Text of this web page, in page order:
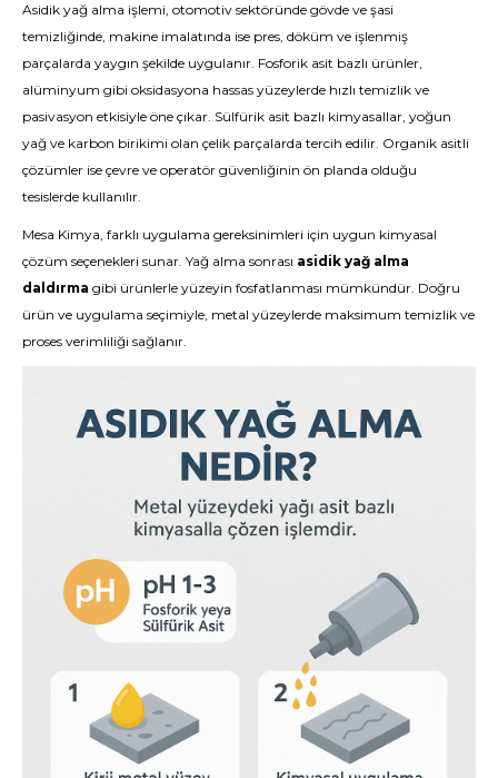
Asidik yağ alma işlemi, otomotiv sektöründe gövde ve şasi
temizliğinde, makine imalatında ise pres, döküm ve işlenmiş
parçalarda yaygın şekilde uygulanır. Fosforik asit bazlı ürünler,
alüminyum gibi oksidasyona hassas yüzeylerde hızlı temizlik ve
pasivasyon etkisiyle öne çıkar. Sülfürik asit bazlı kimyasallar, yoğun
yağ ve karbon birikimi olan çelik parçalarda tercih edilir. Organik asitli
çözümler ise çevre ve operatör güvenliğinin ön planda olduğu
tesislerde kullanılır.
Mesa Kimya, farklı uygulama gereksinimleri için uygun kimyasal
çözüm seçenekleri sunar. Yağ alma sonrası asidik yağ alma
daldırma gibi ürünlerle yüzeyin fosfatlanması mümkündür. Doğru
ürün ve uygulama seçimiyle, metal yüzeylerde maksimum temizlik ve
proses verimliliği sağlanır.